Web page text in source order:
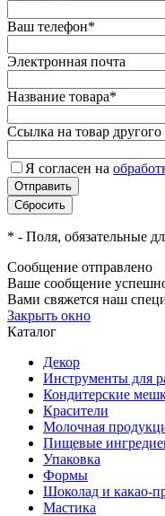
Ваш телефон*
Электронная почта
Название товара*
Ссылка на товар другого
Я согласен на
* - Поля, обязательные
Сообщение отправлено
Ваше сообщение
Вами свяжется наш
Закрыть окно
Каталог
Декор
Инструменты для
Кондитерские
Красители
Молочная
Пищевые
Упаковка
Формы
Шоколад и какао-
Мастика